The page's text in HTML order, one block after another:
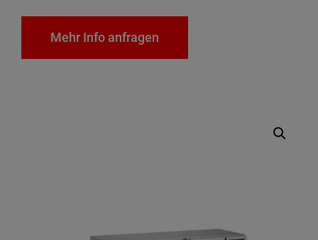
Mehr Info anfragen